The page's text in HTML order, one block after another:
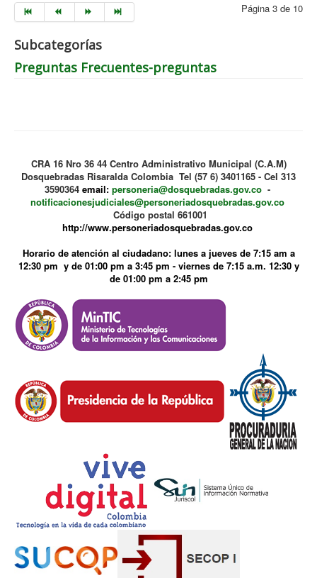
Página 3 de 10
Subcategorías
Preguntas Frecuentes-preguntas
CRA 16 Nro 36 44 Centro Administrativo Municipal (C.A.M)
Dosquebradas Risaralda Colombia Tel (57 6) 3401165 - Cel 313
3590364 email: personeria@dosquebradas.gov.co-
notificacionesjudiciales@personeriadosquebradas.gov.co
Código postal 661001
http://www.personeriadosquebradas.gov.co
Horario de atención al ciudadano: lunes a jueves de 7:15 am a
12:30 pm y de 01:00 pm a 3:45 pm - viernes de 7:15 a.m. 12:30 y
de 01:00 pm a 2:45 pm